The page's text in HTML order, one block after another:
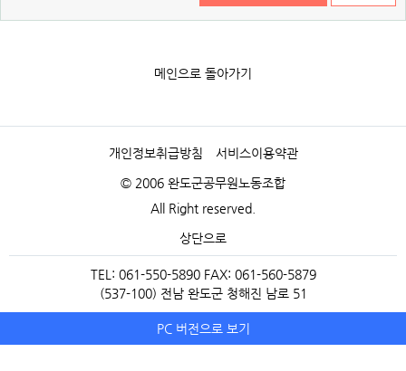
메인으로 돌아가기
개인정보취급방침 서비스이용약관
© 2006 완도군공무원노동조합
All Right reserved.
상단으로
TEL: 061-550-5890 FAX: 061-560-5879
(537-100) 전남 완도군 청해진 남로 51
PC 버전으로 보기